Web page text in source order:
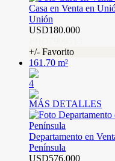
Casa en Venta en
Unión
USD180.000
+/- Favorito
161.70 m²
4
MÁS DETALLES
Departamento en
Península
USD576.000